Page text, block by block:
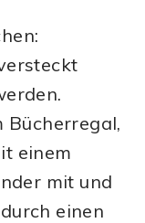
Bücherregal,
einem
mit und
einen